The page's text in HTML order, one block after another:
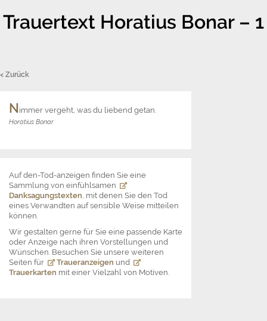
Trauertext Horatius Bonar – 1
< Zurück
N immer vergeht, was du liebend getan.
Horatius Bonar
Auf den-Tod-anzeigen finden Sie eine
Sammlung von einfühlsamen
Danksagungstexten, mit denen Sie den Tod
eines Verwandten auf sensible Weise mitteilen
können.
Wir gestalten gerne für Sie eine passende Karte
oder Anzeige nach ihren Vorstellungen und
Wünschen. Besuchen Sie unsere weiteren
Seiten für
Traueranzeigen und
Trauerkarten mit einer Vielzahl von Motiven.